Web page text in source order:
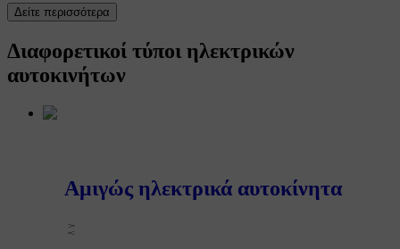
Δείτε περισσότερα
Διαφορετικοί τύποι ηλεκτρικών
αυτοκινήτων
Αμιγώς ηλεκτρικά αυτοκίνητα